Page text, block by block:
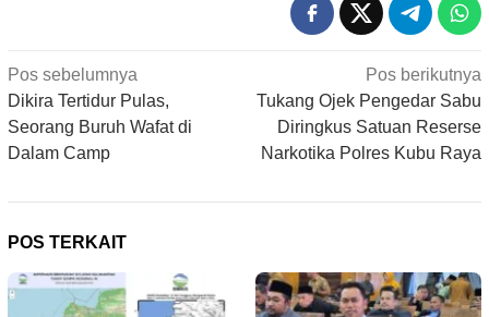
Navigasi
pos
Pos sebelumnya
Dikira Tertidur Pulas,
Seorang Buruh Wafat di
Dalam Camp
Pos berikutnya
Tukang Ojek Pengedar Sabu
Diringkus Satuan Reserse
Narkotika Polres Kubu Raya
POS TERKAIT